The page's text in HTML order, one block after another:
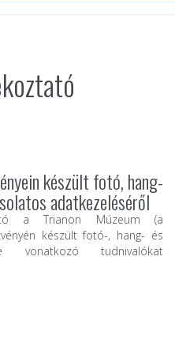
készült fotó, hang-
adatkezeléséről
a Trianon Múzeum (a
készült fotó-, hang- és
vonatkozó tudnivalókat